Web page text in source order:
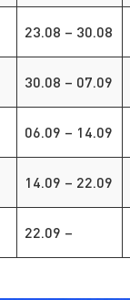
23.08 – 30.08
30.08 – 07.09
06.09 – 14.09
14.09 – 22.09
22.09 –